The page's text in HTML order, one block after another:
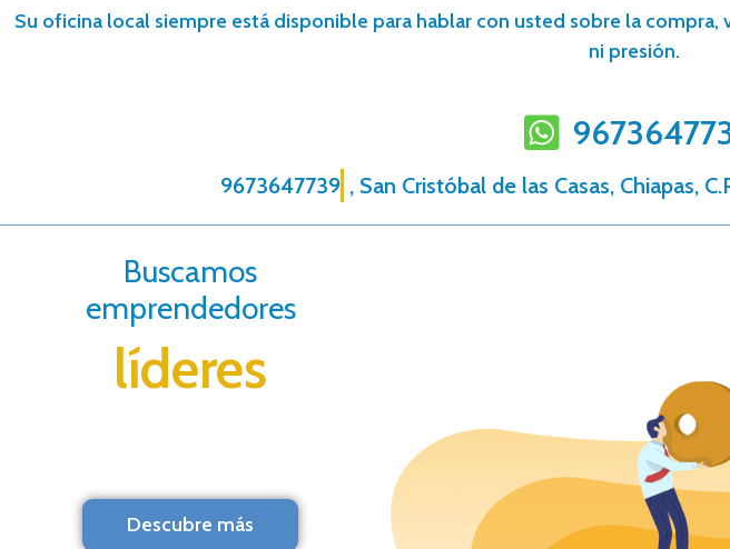
Su oficina local siempre está disponible para hablar con usted sobre la
ni presión.
9673647739 , San Cristóbal de las Casas, Chiapas,
Buscamos
emprendedores
líderes
Descubre más